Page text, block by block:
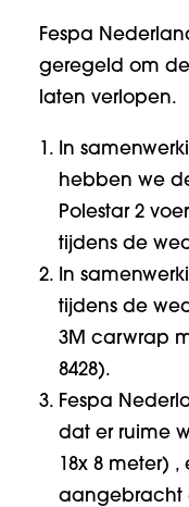
Fespa
geregeld om
laten verlopen.
In
hebben we
Polestar 2
tijdens de
In
tijdens de
3M carwrap
8428).
Fespa
dat er ruime
18x 8 meter)
aangebracht